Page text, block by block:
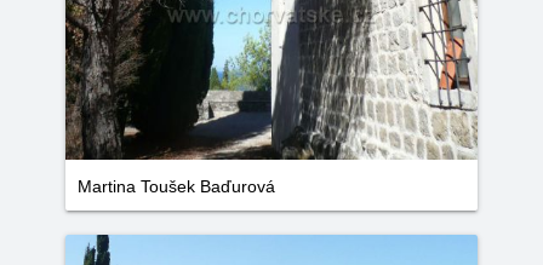
Martina Toušek Baďurová